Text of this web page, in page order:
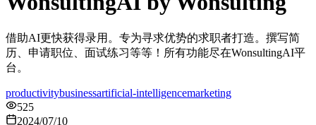
借助AI更快获得录用。专为寻求优势的求职者打造。撰写简
历、申请职位、面试练习等等！所有功能尽在WonsultingAI平
台。
productivitybusinessartificial-intelligencemarketing
525
2024/07/10